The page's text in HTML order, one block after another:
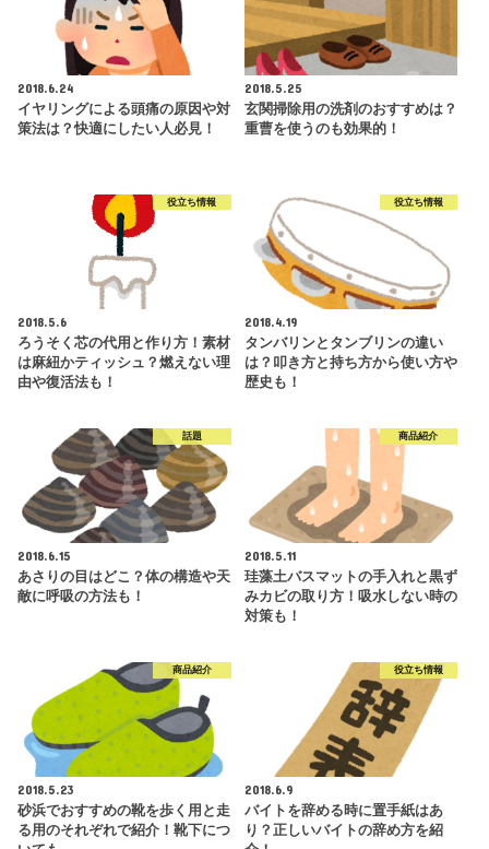
2018.6.24
イヤリングによる頭痛の原因や対
策法は？快適にしたい人必見！
2018.5.25
玄関掃除用の洗剤のおすすめは？
重曹を使うのも効果的！
役立ち情報
2018.5.6
ろうそく芯の代用と作り方！素材
は麻紐かティッシュ？燃えない理
由や復活法も！
役立ち情報
2018.4.19
タンバリンとタンブリンの違い
は？叩き方と持ち方から使い方や
歴史も！
話題
2018.6.15
あさりの目はどこ？体の構造や天
敵に呼吸の方法も！
商品紹介
2018.5.11
珪藻土バスマットの手入れと黒ず
みカビの取り方！吸水しない時の
対策も！
商品紹介
2018.5.23
砂浜でおすすめの靴を歩く用と走
る用のそれぞれで紹介！靴下につ
役立ち情報
2018.6.9
バイトを辞める時に置手紙はあ
り？正しいバイトの辞め方を紹